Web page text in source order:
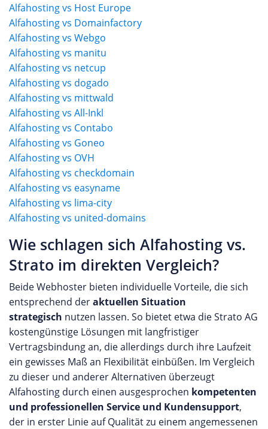
Alfahosting vs Host Europe
Alfahosting vs Domainfactory
Alfahosting vs Webgo
Alfahosting vs manitu
Alfahosting vs netcup
Alfahosting vs dogado
Alfahosting vs mittwald
Alfahosting vs All-Inkl
Alfahosting vs Contabo
Alfahosting vs Goneo
Alfahosting vs OVH
Alfahosting vs checkdomain
Alfahosting vs easyname
Alfahosting vs lima-city
Alfahosting vs united-domains
Wie schlagen sich Alfahosting vs.
Strato im direkten Vergleich?
Beide Webhoster bieten individuelle Vorteile, die sich
entsprechend deraktuellen Situation
strategisch nutzen lassen. So bietet etwa die Strato AG
kostengünstige Lösungen mit langfristiger
Vertragsbindung an, die allerdings durch ihre Laufzeit
ein gewisses Maß an Flexibilität einbüßen. Im Vergleich
zu dieser und anderer Alternativen überzeugt
Alfahosting durch einen ausgesprochen kompetenten
und professionellen Service und Kundensupport,
der in erster Linie auf Qualität zu einem angemessenen